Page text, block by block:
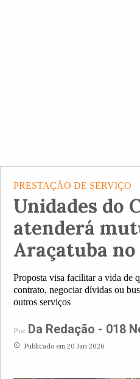
PRESTAÇÃO DE SERVIÇO
Unidades do
atenderá
Araçatuba no
Proposta visa facilitar a vida de
contrato, negociar dívidas ou
outros serviços
Por Da Redação - 018
access_time Publicado em 20 Jan 2026